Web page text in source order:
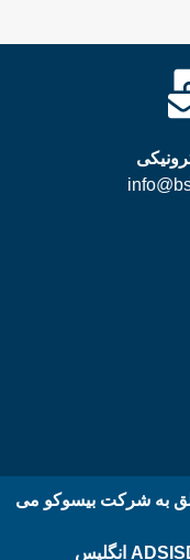
به شرکت بیسوکو می